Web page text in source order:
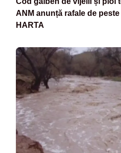
ANM anunță rafale de
HARTA